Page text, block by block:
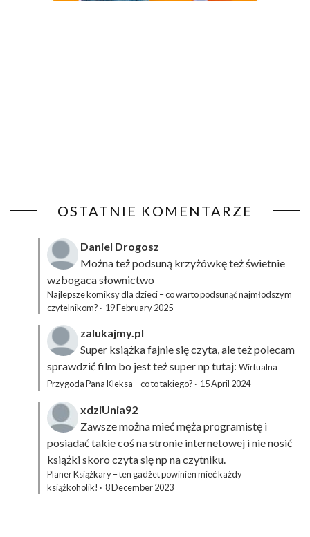
OSTATNIE KOMENTARZE
Daniel Drogosz
Można też podsuną krzyżówkęteż świetnie
wzbogaca słownictwo
Najlepsze komiksy dla dzieci – co warto podsunąć najmłodszym
czytelnikom? · 19 February 2025
zalukajmy.pl
Super książka fajnie się czyta, ale też polecam
sprawdzić film bo jest też super np tutaj: Wirtualna
Przygoda Pana Kleksa – co to takiego? · 15 April 2024
xdziUnia92
Zawsze można mieć męża programistę i
posiadać takie coś na stronie internetowej i nie nosić
książki skoro czyta się np na czytniku.
Planer Książkary – ten gadżet powinien mieć każdy
książkoholik! · 8 December 2023